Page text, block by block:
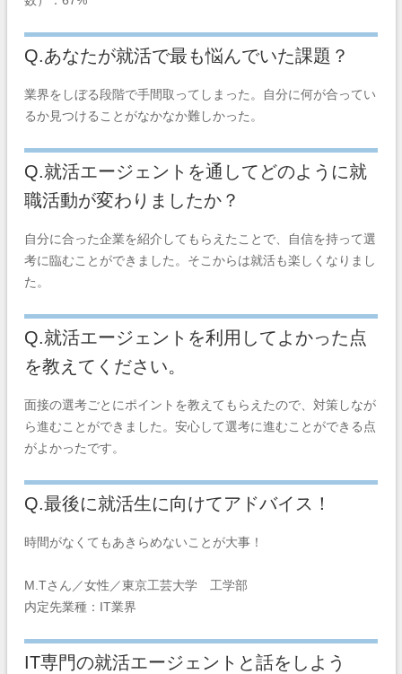
Q.あなたが就活で最も悩んでいた課題？
業界をしぼる段階で手間取ってしまった。自分に何が合ってい
るか見つけることがなかなか難しかった。
Q.就活エージェントを通してどのように就
職活動が変わりましたか？
自分に合った企業を紹介してもらえたことで、自信を持って選
考に臨むことができました。そこからは就活も楽しくなりまし
た。
Q.就活エージェントを利用してよかった点
を教えてください。
面接の選考ごとにポイントを教えてもらえたので、対策しなが
ら進むことができました。安心して選考に進むことができる点
がよかったです。
Q.最後に就活生に向けてアドバイス！
時間がなくてもあきらめないことが大事！
M.Tさん／女性／東京工芸大学 工学部
内定先業種：IT業界
IT専門の就活エージェントと話をしよう